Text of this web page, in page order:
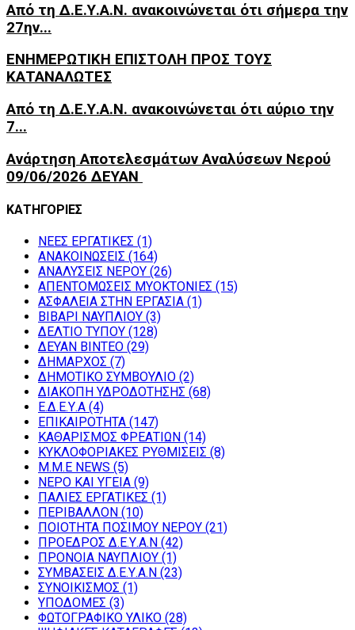
Από τη Δ.Ε.Υ.Α.Ν. ανακοινώνεται ότι σήμερα την
27ην...
ΕΝΗΜΕΡΩΤΙΚΗ ΕΠΙΣΤΟΛΗ ΠΡΟΣ ΤΟΥΣ
ΚΑΤΑΝΑΛΩΤΕΣ
Από τη Δ.Ε.Υ.Α.Ν. ανακοινώνεται ότι αύριο την
7...
Ανάρτηση Αποτελεσμάτων Αναλύσεων Νερού
09/06/2026 ΔΕΥΑΝ
ΚΑΤΗΓΟΡΙΕΣ
NEEΣ ΕΡΓΑΤΙΚΕΣ (1)
ΑΝΑΚΟΙΝΩΣΕΙΣ (164)
ΑΝΑΛΥΣΕΙΣ ΝΕΡΟΥ (26)
ΑΠΕΝΤΟΜΩΣΕΙΣ ΜΥΟΚΤΟΝΙΕΣ (15)
ΑΣΦΑΛΕΙΑ ΣΤΗΝ ΕΡΓΑΣΙΑ (1)
ΒΙΒΑΡΙ ΝΑΥΠΛΙΟΥ (3)
ΔΕΛΤΙΟ ΤΥΠΟΥ (128)
ΔΕΥΑΝ ΒΙΝΤΕΟ (29)
ΔΗΜΑΡΧΟΣ (7)
ΔΗΜΟΤΙΚΟ ΣΥΜΒΟΥΛΙΟ (2)
ΔΙΑΚΟΠΗ ΥΔΡΟΔΟΤΗΣΗΣ (68)
Ε.Δ.Ε.Υ.Α (4)
ΕΠΙΚΑΙΡΟΤΗΤΑ (147)
ΚΑΘΑΡΙΣΜΟΣ ΦΡΕΑΤΙΩΝ (14)
ΚΥΚΛΟΦΟΡΙΑΚΕΣ ΡΥΘΜΙΣΕΙΣ (8)
Μ.Μ.Ε NEWS (5)
ΝΕΡΟ ΚΑΙ ΥΓΕΙΑ (9)
ΠΑΛΙΕΣ ΕΡΓΑΤΙΚΕΣ (1)
ΠΕΡΙΒΑΛΛΟΝ (10)
ΠΟΙΟΤΗΤΑ ΠΟΣΙΜΟΥ ΝΕΡΟΥ (21)
ΠΡΟΕΔΡΟΣ Δ.Ε.Υ.Α.Ν (42)
ΠΡΟΝΟΙΑ ΝΑΥΠΛΙΟΥ (1)
ΣΥΜΒΑΣΕΙΣ Δ.Ε.Υ.Α.Ν (23)
ΣΥΝΟΙΚΙΣΜΟΣ (1)
ΥΠΟΔΟΜΕΣ (3)
ΦΩΤΟΓΡΑΦΙΚΟ ΥΛΙΚΟ (28)